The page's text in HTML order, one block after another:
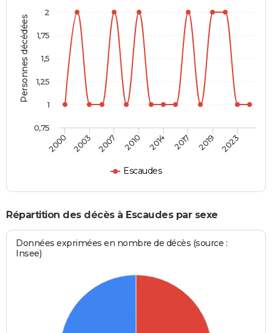
Personnes décédées
Escaudes
2000 2003 2007 2010 2014 2017 2019 2023
0,75
1
1,25
1,5
1,75
2
Répartition des décès à Escaudes par sexe
Données exprimées en nombre de décès (source :
Insee)